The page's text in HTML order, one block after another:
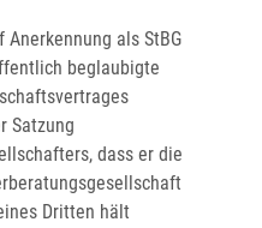
als StBG
beglaubigte
Satzung
dass er die
Dritten hält